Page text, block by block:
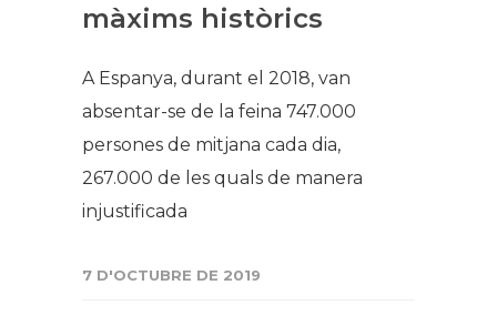
màxims històrics
A Espanya, durant el 2018, van
absentar-se de la feina 747.000
persones de mitjana cada dia,
267.000 de les quals de manera
injustificada
7 D'OCTUBRE DE 2019